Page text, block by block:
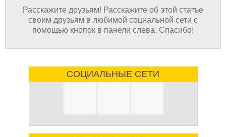
Расскажите друзьям! Расскажите об этой статье
своим друзьям в любимой социальной сети с
помощью кнопок в панели слева. Спасибо!
СОЦИАЛЬНЫЕ СЕТИ